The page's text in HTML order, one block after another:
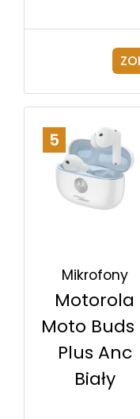
5
Mikrofony
Motorola
Moto Buds
Plus Anc
Biały